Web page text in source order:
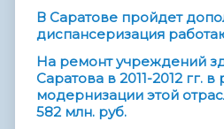
В Саратове пройдет
диспансеризация
На ремонт учреждений
Саратова в 2011-2012 гг.
модернизации этой
582 млн. руб.